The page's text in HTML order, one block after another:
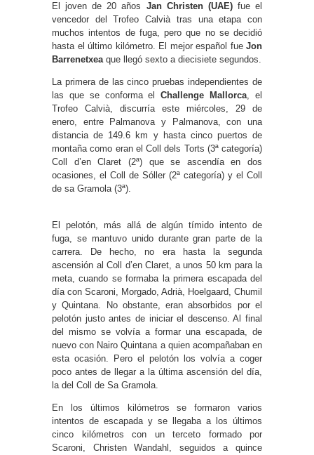
El joven de 20 años Jan Christen (UAE)fue el
vencedor del Trofeo Calvià tras una etapa con
muchos intentos de fuga, pero que no se decidió
hasta el último kilómetro. El mejor español fue Jon
Barrenetxeaque llegó sexto a diecisiete segundos.
La primera de las cinco pruebas independientes de
las que se conforma elChallenge Mallorca, el
Trofeo Calvià, discurría este miércoles, 29 de
enero, entre Palmanova y Palmanova, con una
distancia de 149.6 km y hasta cinco puertos de
montaña como eran el Coll dels Torts (3ª categoría)
Coll d’en Claret (2ª) que se ascendía en dos
ocasiones, el Coll de Sóller (2ª categoría) y el Coll
de sa Gramola (3ª).
El pelotón, más allá de algún tímido intento de
fuga, se mantuvo unido durante gran parte de la
carrera. De hecho, no era hasta la segunda
ascensión al Coll d’en Claret, a unos 50 km para la
meta, cuando se formaba la primera escapada del
día con Scaroni, Morgado, Adrià, Hoelgaard, Chumil
y Quintana. No obstante, eran absorbidos por el
pelotón justo antes de iniciar el descenso. Al final
del mismo se volvía a formar una escapada, de
nuevo con Nairo Quintana a quien acompañaban en
esta ocasión. Pero el pelotón los volvía a coger
poco antes de llegar a la última ascensión del día,
la del Coll de Sa Gramola.
En los últimos kilómetros se formaron varios
intentos de escapada y se llegaba a los últimos
cinco kilómetros con un terceto formado por
Scaroni, Christen Wandahl, seguidos a quince